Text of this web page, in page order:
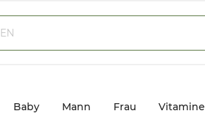
Baby Mann Frau Vitamine